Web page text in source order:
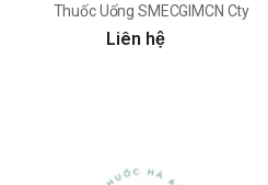
Thuốc Uống SMECGIMCN Cty
Liên hệ